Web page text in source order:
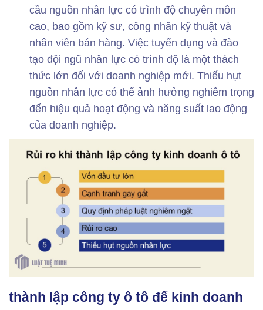
cầu nguồn nhân lực có trình độ chuyên môn
cao, bao gồm kỹ sư, công nhân kỹ thuật và
nhân viên bán hàng. Việc tuyển dụng và đào
tạo đội ngũ nhân lực có trình độ là một thách
thức lớn đối với doanh nghiệp mới. Thiếu hụt
nguồn nhân lực có thể ảnh hưởng nghiêm trọng
đến hiệu quả hoạt động và năng suất lao động
của doanh nghiệp.
thành lập công ty ô tô để kinh doanh